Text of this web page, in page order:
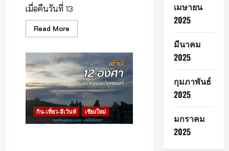
เมื่อคืนวันที่ 13
Read More
more
เริ่ม
แล้ว!
เทศกาล
กิน
หอย
ตก
หมึก
ครั้ง
ที่
กิน-เที่ยว-อีเว้นท์ เชียงใหม่
เมษายน
2025
มีนาคม
2025
กุมภาพันธ์
2025
มกราคม
2025